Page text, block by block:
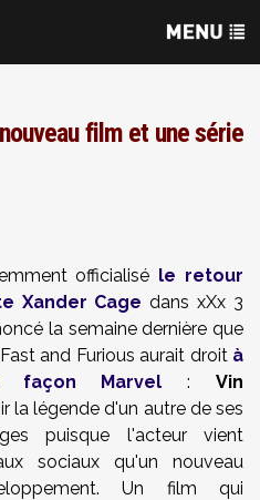
film et une série
officialisé le retour
Xander Cage dans xXx 3
la semaine dernière que
and Furious aurait droit à
façon Marvel :Vin
la légende d'un autre de ses
puisque l'acteur vient
sociaux qu'un nouveau
Un film qui